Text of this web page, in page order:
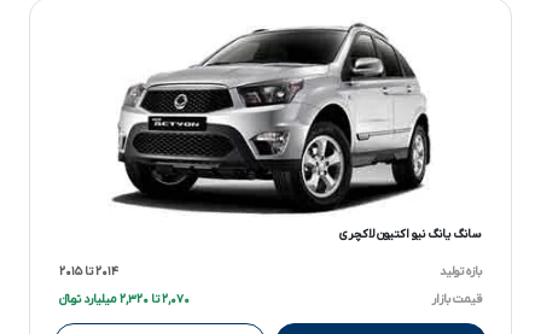
سانگ یانگ نیو اکتیون لاکچری
بازه تولید
۲۰۱۴ تا ۲۰۱۵
قیمت بازار
۲,۰۷۰ تا ۲,۳۲۰ میلیارد تومانءءء